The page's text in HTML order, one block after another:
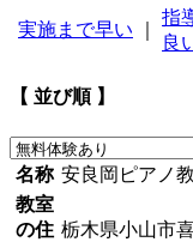
実施まで早い
指
良
【 並び順 】
名称 安良岡ピアノ
教室
の住 栃木県小山市